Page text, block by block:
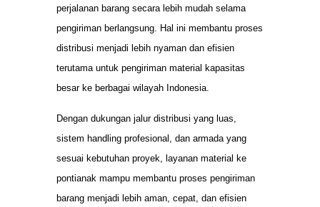
perjalanan barang secara lebih mudah selama
pengiriman berlangsung. Hal ini membantu proses
distribusi menjadi lebih nyaman dan efisien
terutama untuk pengiriman material kapasitas
besar ke berbagai wilayah Indonesia.
Dengan dukungan jalur distribusi yang luas,
sistem handling profesional, dan armada yang
sesuai kebutuhan proyek, layanan material ke
pontianak mampu membantu proses pengiriman
barang menjadi lebih aman, cepat, dan efisien